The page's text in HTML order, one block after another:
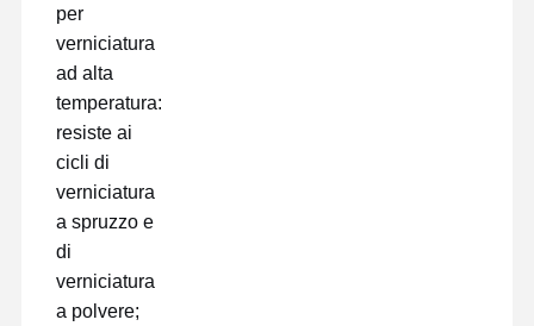
per
verniciatura
ad alta
temperatura:
resiste ai
cicli di
verniciatura
a spruzzo e
di
verniciatura
a polvere;